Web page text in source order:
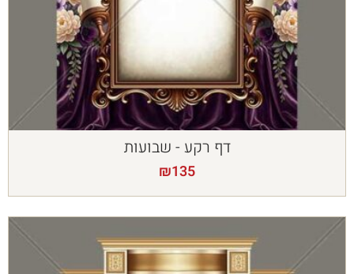
דף רקע - שבועות
₪135